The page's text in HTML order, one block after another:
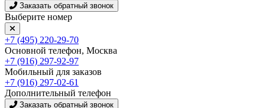
Заказать обратный звонок
Выберите номер
+7 (495) 220-29-70
Основной телефон, Москва
+7 (916) 297-92-97
Мобильный для заказов
+7 (916) 297-02-61
Дополнительный телефон
Заказать обратный звонок